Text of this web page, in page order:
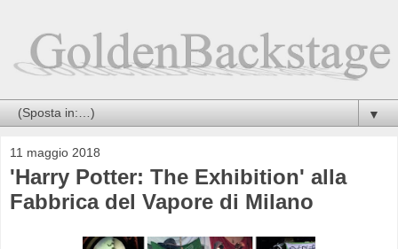
▼
11 maggio 2018
'Harry Potter: The Exhibition' alla
Fabbrica del Vapore di Milano